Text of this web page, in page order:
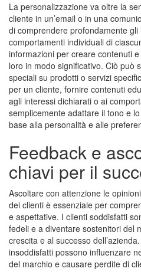
La personalizzazione va oltre la
cliente in un’email o in una
di comprendere profondamente
comportamenti individuali di
informazioni per creare contenuti
loro in modo significativo. Ciò può
speciali su prodotti o servizi
per un cliente, fornire contenuti
agli interessi dichiarati o ai
semplicemente adattare il tono e
base alla personalità e alle
Feedback e
chiavi per il
Ascoltare con attenzione le
dei clienti è essenziale per
e aspettative. I clienti soddisfatti
fedeli e a diventare sostenitori del
crescita e al successo
insoddisfatti possono influenzare
del marchio e causare perdite di